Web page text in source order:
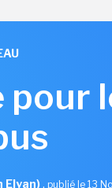
Elyan), publié le 13